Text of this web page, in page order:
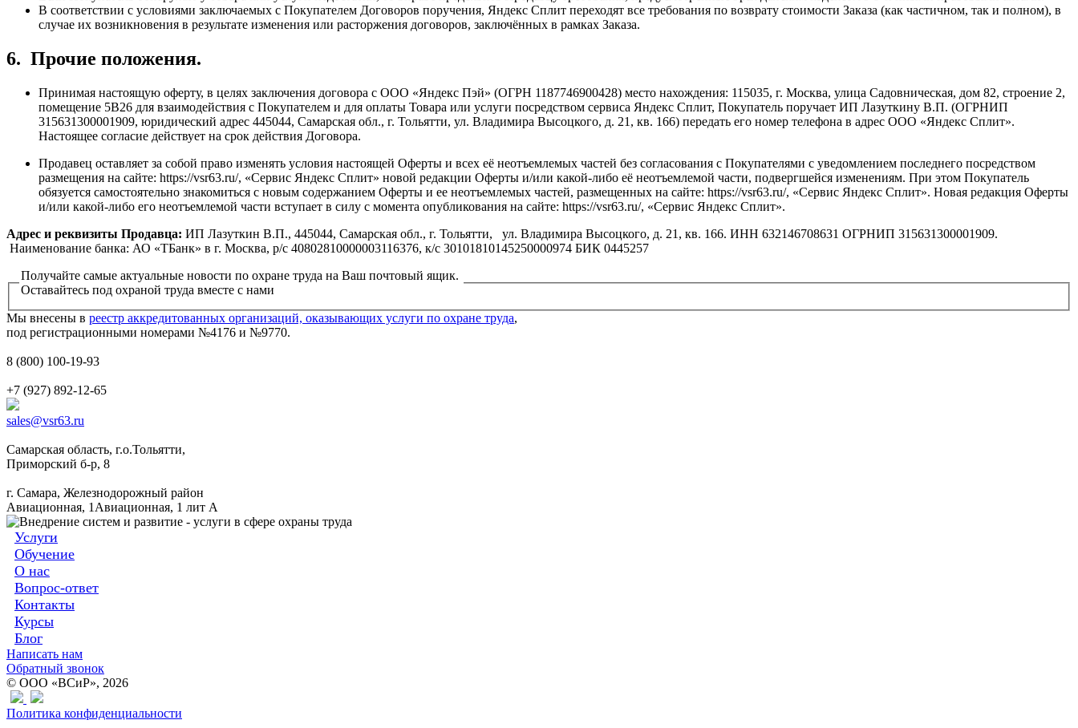
В соответствии с условиями заключаемых с Покупателем Договоров поручения, Яндекс Сплит переходят все требования по возврату стоимости Заказа (как частичном, так и полном), в
случае их возникновения в результате изменения или расторжения договоров, заключённых в рамках Заказа.
6. Прочие положения.
Принимая настоящую оферту, в целях заключения договора с ООО «Яндекс Пэй» (ОГРН 1187746900428) место нахождения: 115035, г. Москва, улица Садовническая, дом 82, строение 2,
помещение 5В26 для взаимодействия с Покупателем и для оплаты Товара или услуги посредством сервиса Яндекс Сплит, Покупатель поручает ИП Лазуткину В.П. (ОГРНИП
315631300001909, юридический адрес 445044, Самарская обл., г. Тольятти, ул. Владимира Высоцкого, д. 21, кв. 166) передать его номер телефона в адрес ООО «Яндекс Сплит».
Настоящее согласие действует на срок действия Договора.
Продавец оставляет за собой право изменять условия настоящей Оферты и всех её неотъемлемых частей без согласования с Покупателями с уведомлением последнего посредством
размещения на сайте: https://vsr63.ru/, «Сервис Яндекс Сплит» новой редакции Оферты и/или какой-либо её неотъемлемой части, подвергшейся изменениям. При этом Покупатель
обязуется самостоятельно знакомиться с новым содержанием Оферты и ее неотъемлемых частей, размещенных на сайте: https://vsr63.ru/, «Сервис Яндекс Сплит». Новая редакция Оферты
и/или какой-либо его неотъемлемой части вступает в силу с момента опубликования на сайте: https://vsr63.ru/, «Сервис Яндекс Сплит».
Адрес и реквизиты Продавца: ИП Лазуткин В.П., 445044, Самарская обл., г. Тольятти, ул. Владимира Высоцкого, д. 21, кв. 166. ИНН 632146708631 ОГРНИП 315631300001909.
Наименование банка: АО «ТБанк» в г. Москва, р/с 40802810000003116376, к/с 30101810145250000974 БИК 0445257
Получайте самые актуальные новости по охране труда на Ваш почтовый ящик.
Оставайтесь под охраной труда вместе с нами
Мы внесены в реестр аккредитованных организаций, оказывающих услуги по охране труда,
под регистрационными номерами №4176 и №9770.
8 (800) 100-19-93
+7 (927) 892-12-65
sales@vsr63.ru
Самарская область, г.о.Тольятти,
Приморский б-р, 8
г. Самара, Железнодорожный район
Авиационная, 1Авиационная, 1 лит А
Услуги
Обучение
О нас
Вопрос-ответ
Контакты
Курсы
Блог
Написать нам
Обратный звонок
© ООО «ВСиР», 2026
Политика конфиденциальности